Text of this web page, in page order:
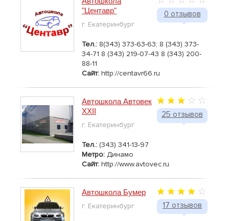
0 отзывов
"Центавр"
г. Екатеринбург
Тел.: 8(343) 373-63-63; 8 (343) 373-
34-71 8 (343) 219-07-43 8 (343) 200-
88-11
Сайт: http://centavr66.ru
25 отзывов
Автошкола Автовек
XXII
г. Екатеринбург
Тел.: (343) 341-13-97
Метро: Динамо
Сайт: http://www.avtovec.ru
17 отзывов
Автошкола Бумер
г. Екатеринбург